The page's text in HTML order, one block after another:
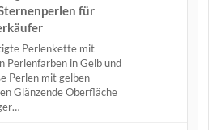
für
Perlenkette mit
Perlenfarben in Gelb und
Perlen mit gelben
Glänzende Oberfläche